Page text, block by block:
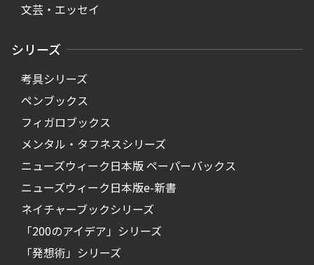
文芸・エッセイ
シリーズ
考具シリーズ
ペンブックス
フィガロブックス
メンタル・タフネスシリーズ
ニューズウィーク日本版 ペーパーバックス
ニューズウィーク日本版e-新書
ネイチャーブックシリーズ
「200のアイデア」シリーズ
「発想術」シリーズ